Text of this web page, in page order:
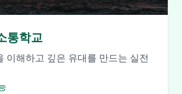
통학교
이해하고 깊은 유대를 만드는 실전